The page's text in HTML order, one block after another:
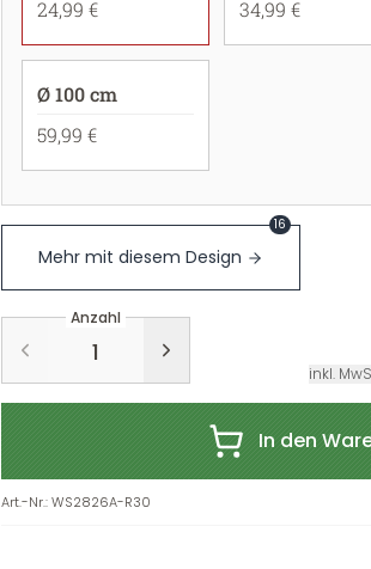
24,99 €
34,99 €
Ø 100 cm
59,99 €
Mehr mit diesem Design
16
Anzahl
inkl.
In den
Art.-Nr.:WS2826A-R30